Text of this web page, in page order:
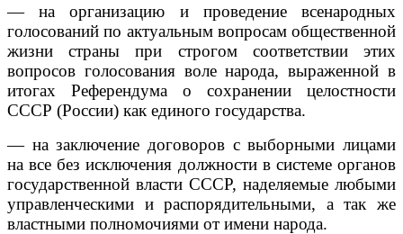
— на организацию и проведение всенародных
голосований по актуальным вопросам общественной
жизни страны при строгом соответствии этих
вопросов голосования воле народа, выраженной в
итогах Референдума о сохранении целостности
СССР (России) как единого государства.
— на заключение договоров с выборными лицами
на все без исключения должности в системе органов
государственной власти СССР, наделяемые любыми
управленческими и распорядительными, а так же
властными полномочиями от имени народа.